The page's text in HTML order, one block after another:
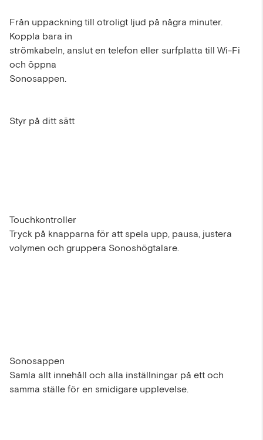
Från uppackning till otroligt ljud på några minuter.
Koppla bara in
strömkabeln, anslut en telefon eller surfplatta till Wi-Fi
och öppna
Sonosappen.
Styr på ditt sätt
Touchkontroller
Tryck på knapparna för att spela upp, pausa, justera
volymen och gruppera Sonoshögtalare.
Sonosappen
Samla allt innehåll och alla inställningar på ett och
samma ställe för en smidigare upplevelse.